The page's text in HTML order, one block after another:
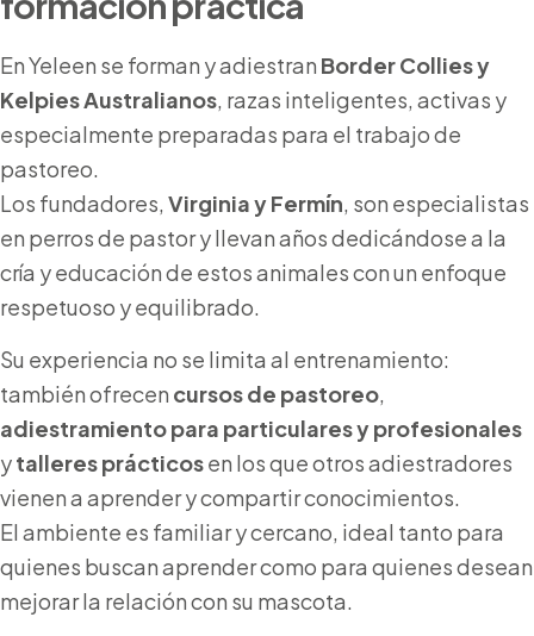
En Yeleen se forman y adiestran Border Collies y
Kelpies Australianos, razas inteligentes, activas y
especialmente preparadas para el trabajo de
pastoreo.
Los fundadores, Virginia y Fermín, son especialistas
en perros de pastor y llevan años dedicándose a la
cría y educación de estos animales con un enfoque
respetuoso y equilibrado.
Su experiencia no se limita al entrenamiento:
también ofrecen cursos de pastoreo,
adiestramiento para particulares y profesionales
ytalleres prácticosen los que otros adiestradores
vienen a aprender y compartir conocimientos.
El ambiente es familiar y cercano, ideal tanto para
quienes buscan aprender como para quienes desean
mejorar la relación con su mascota.